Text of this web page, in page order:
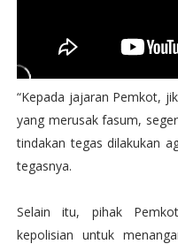
“Kepada jajaran Pemkot,
yang merusak fasum,
tindakan tegas dilakukan
tegasnya.
Selain itu, pihak
kepolisian untuk